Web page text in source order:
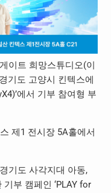
이트 희망스튜디오(이
기도 고양시 킨텍스에
에서 기부 참여형 부
제1 전시장 5A홀에서
기도 사각지대 아동,
부 캠페인 ‘PLAY for